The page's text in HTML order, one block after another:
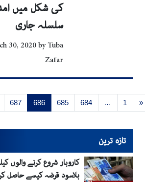
کی شکل میں
سلسلہ جاری
30, 2020byTuba
Zafar
…
684
685
686
687
تازہ ترین
کاروبار شروع کرنے والوں
بلاسود قرضہ کیسے حاصل